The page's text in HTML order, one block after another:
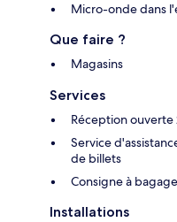
Micro-onde dans
Que faire ?
Magasins
Services
Réception
Service
de billets
Consigne à
Installations